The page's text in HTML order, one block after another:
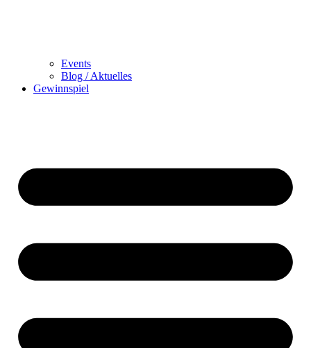
Events
Blog / Aktuelles
Gewinnspiel